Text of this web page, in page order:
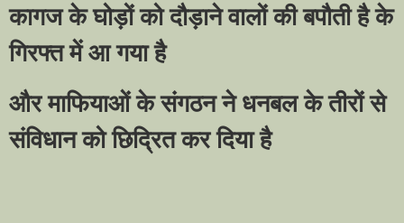
कागज के घोड़ों को दौड़ाने वालों की बपौती है के
गिरफ्त में आ गया है
और माफियाओं के संगठन ने धनबल के तीरों से
संविधान को छिद्रित कर दिया है